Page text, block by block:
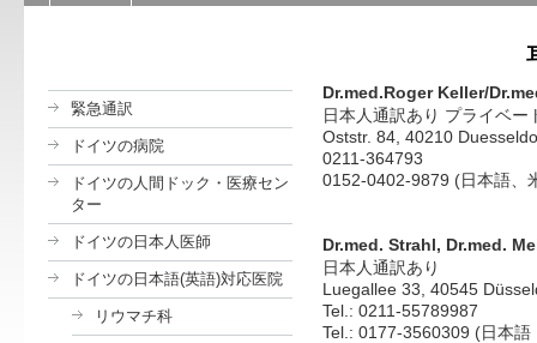
緊急通訳
ドイツの病院
ドイツの人間ドック・医療セン
ター
ドイツの日本人医師
ドイツの日本語(英語)対応医院
リウマチ科
Dr.med.Roger Keller /
日本人通訳あり プライベー
Oststr. 84, 40210
0211-364793
0152-0402-9879 (日本語、
Dr.med. Strahl, Dr.med.
日本人通訳あり
Luegallee 33, 40545
Tel.: 0211-55789987
Tel.: 0177-3560309 (日本語